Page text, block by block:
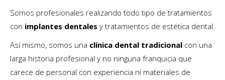
Somos profesionales realizando todo tipo de tratamientos
con implantes dentales y tratamientos de estética dental.
Así mismo, somos una clínica dental tradicional con una
larga historia profesional y no ninguna franquicia que
carece de personal con experiencia ni materiales de